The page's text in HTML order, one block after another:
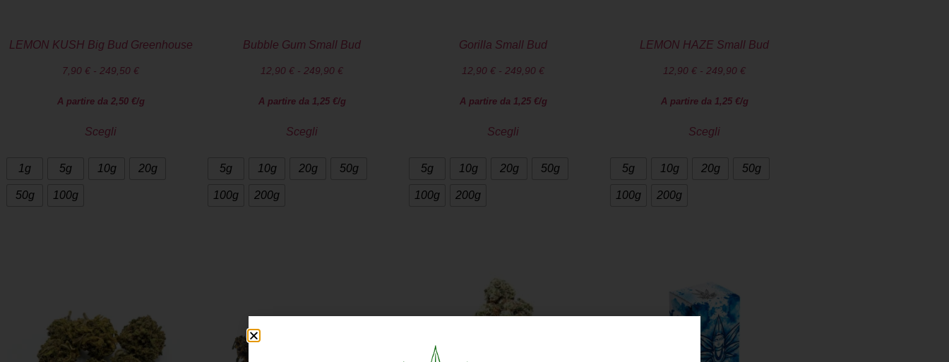
LEMON KUSH Big Bud Greenhouse
7,90 € - 249,50 €
A partire da 2,50 €/g
Scegli
1g 5g 10g 20g
50g 100g
Bubble Gum Small Bud
12,90 € - 249,90 €
A partire da 1,25 €/g
Scegli
5g 10g 20g 50g
100g 200g
Gorilla Small Bud
12,90 € - 249,90 €
A partire da 1,25 €/g
Scegli
5g 10g 20g 50g
100g 200g
LEMON HAZE Small Bud
12,90 € - 249,90 €
A partire da 1,25 €/g
Scegli
5g 10g 20g 50g
100g 200g